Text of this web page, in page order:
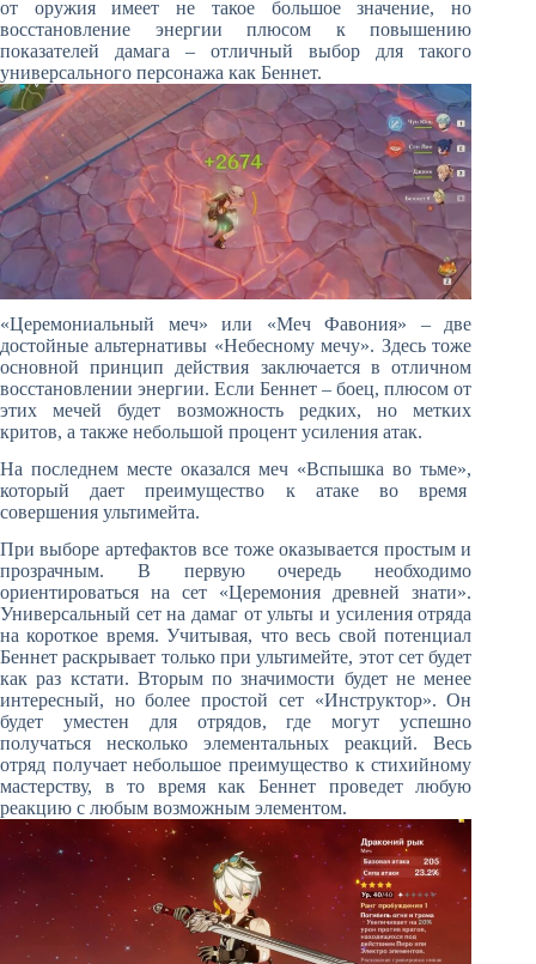
от оружия имеет не такое большое значение, но
восстановление энергии плюсом к повышению
показателей дамага – отличный выбор для такого
универсального персонажа как Беннет.
«Церемониальный меч» или «Меч Фавония» – две
достойные альтернативы «Небесному мечу». Здесь тоже
основной принцип действия заключается в отличном
восстановлении энергии. Если Беннет – боец, плюсом от
этих мечей будет возможность редких, но метких
критов, а также небольшой процент усиления атак.
На последнем месте оказался меч «Вспышка во тьме»,
который дает преимущество к атаке во время
совершения ультимейта.
При выборе артефактов все тоже оказывается простым и
прозрачным. В первую очередь необходимо
ориентироваться на сет «Церемония древней знати».
Универсальный сет на дамаг от ульты и усиления отряда
на короткое время. Учитывая, что весь свой потенциал
Беннет раскрывает только при ультимейте, этот сет будет
как раз кстати. Вторым по значимости будет не менее
интересный, но более простой сет «Инструктор». Он
будет уместен для отрядов, где могут успешно
получаться несколько элементальных реакций. Весь
отряд получает небольшое преимущество к стихийному
мастерству, в то время как Беннет проведет любую
реакцию с любым возможным элементом.